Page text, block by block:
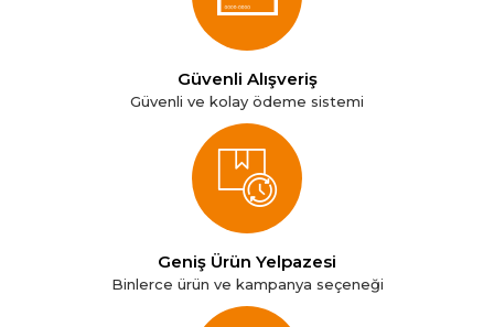
Güvenli Alışveriş
Güvenli ve kolay ödeme sistemi
Geniş Ürün Yelpazesi
Binlerce ürün ve kampanya seçeneği